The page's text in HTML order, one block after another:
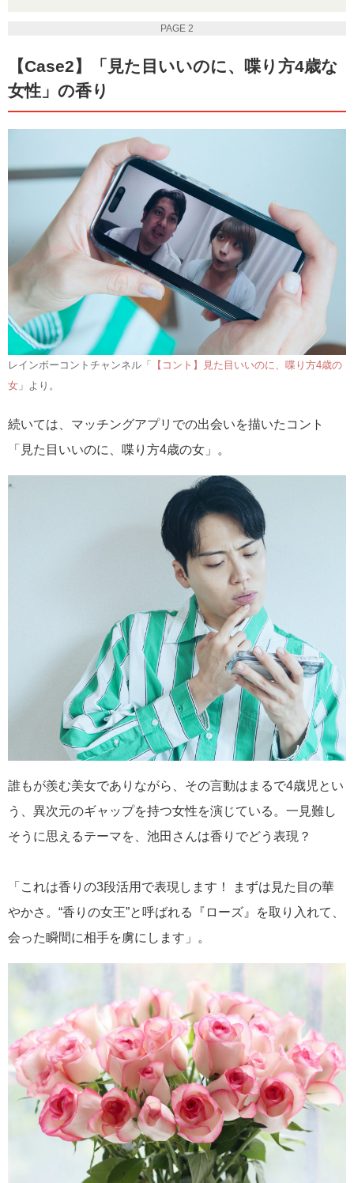
PAGE 2
【Case2】「見た目いいのに、喋り方4歳な
女性」の香り
レインボーコントチャンネル「 【コント】見た目いいのに、喋り方4歳の
女 」より。
続いては、マッチングアプリでの出会いを描いたコント
「見た目いいのに、喋り方4歳の女」。
誰もが羨む美女でありながら、その言動はまるで4歳児とい
う、異次元のギャップを持つ女性を演じている。一見難し
そうに思えるテーマを、池田さんは香りでどう表現？
「これは香りの3段活用で表現します！ まずは見た目の華
やかさ。“香りの女王”と呼ばれる『ローズ』を取り入れて、
会った瞬間に相手を虜にします」。